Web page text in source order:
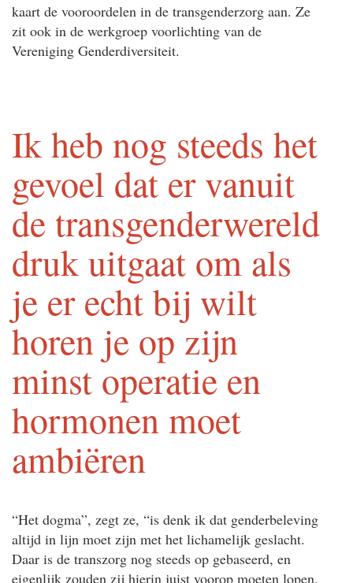
kaart de vooroordelen in de transgenderzorg aan. Ze
zit ook in de werkgroep voorlichting van de
Vereniging Genderdiversiteit.
Ik heb nog steeds het
gevoel dat er vanuit
de transgenderwereld
druk uitgaat om als
je er echt bij wilt
horen je op zijn
minst operatie en
hormonen moet
ambiëren
“Het dogma”, zegt ze, “is denk ik dat genderbeleving
altijd in lijn moet zijn met het lichamelijk geslacht.
Daar is de transzorg nog steeds op gebaseerd, en
eigenlijk zouden zij hierin juist voorop moeten lopen.